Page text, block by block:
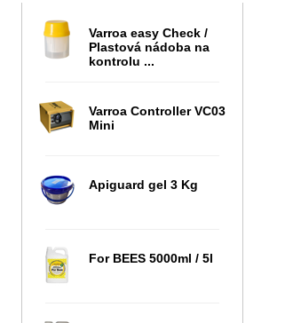
Varroa easy Check /
Plastová nádoba na
kontrolu ...
Varroa Controller VC03
Mini
Apiguard gel 3 Kg
For BEES 5000ml / 5l